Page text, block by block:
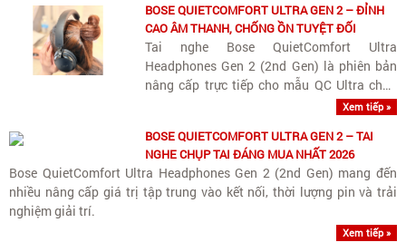
BOSE QUIETCOMFORT ULTRA GEN 2 – ĐỈNH
CAO ÂM THANH, CHỐNG ỒN TUYỆT ĐỐI
Tai nghe Bose QuietComfort Ultra
Headphones Gen 2 (2nd Gen) là phiên bản
nâng cấp trực tiếp cho mẫu QC Ultra chụp
Xem tiếp »
BOSE QUIETCOMFORT ULTRA GEN 2 – TAI
NGHE CHỤP TAI ĐÁNG MUA NHẤT 2026
Bose QuietComfort Ultra Headphones Gen 2 (2nd Gen) mang đến
nhiều nâng cấp giá trị tập trung vào kết nối, thời lượng pin và trải
nghiệm giải trí.
Xem tiếp »